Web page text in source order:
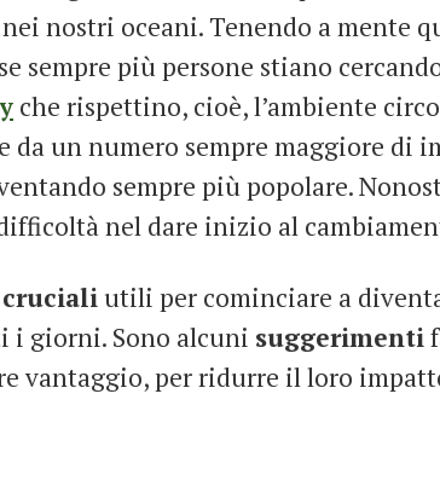
nostri oceani. Tenendo a mente
sempre più persone stiano
che rispettino, cioè, l’ambiente
da un numero sempre maggiore di
sempre più popolare.
nel dare inizio al
utili per cominciare a
giorni. Sono alcuni suggerimenti
vantaggio, per ridurre il loro